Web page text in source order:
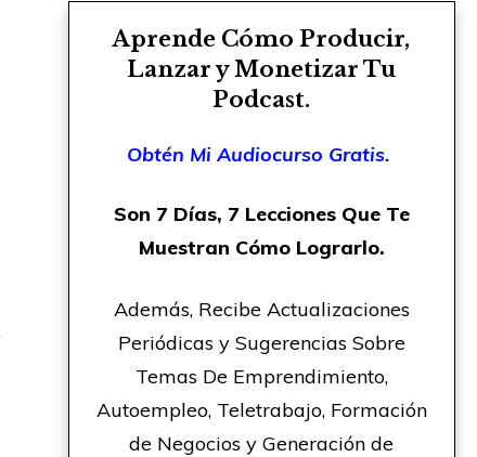
Aprende Cómo Producir,
Lanzar y Monetizar Tu
Podcast.
Obtén Mi Audiocurso Gratis.
Son 7 Días, 7 Lecciones Que Te
Muestran Cómo Lograrlo.
Además, Recibe Actualizaciones
Periódicas y Sugerencias Sobre
Temas De Emprendimiento,
Autoempleo, Teletrabajo, Formación
de Negocios y Generación de